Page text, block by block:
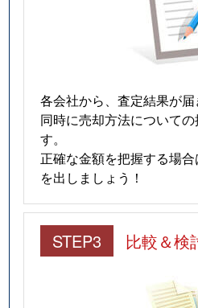
各会社から、査定結果が届
同時に売却方法について
す。
正確な金額を把握する場
を出しましょう！
STEP3 比較＆検